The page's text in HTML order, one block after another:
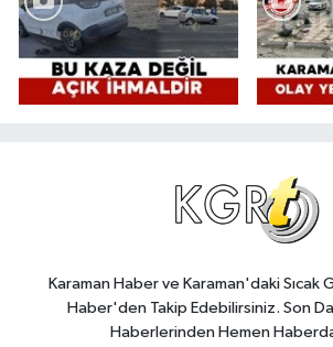
Karaman Haber ve Karaman'daki Sıcak
Haber'den Takip Edebilirsiniz. Son
Haberlerinden Hemen